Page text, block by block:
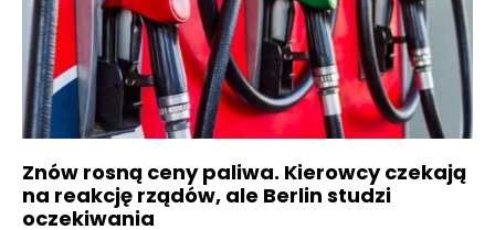
Znów rosną ceny paliwa. Kierowcy czekają
na reakcję rządów, ale Berlin studzi
oczekiwania